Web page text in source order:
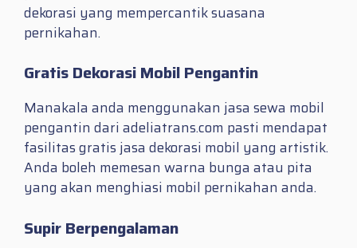
dekorasi yang mempercantik suasana
pernikahan.
Gratis Dekorasi Mobil Pengantin
Manakala anda menggunakan jasa sewa mobil
pengantin dari adeliatrans.com pasti mendapat
fasilitas gratis jasa dekorasi mobil yang artistik.
Anda boleh memesan warna bunga atau pita
yang akan menghiasi mobil pernikahan anda.
Supir Berpengalaman